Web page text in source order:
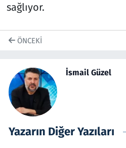
sağlıyor.
ÖNCEKI
İsmail Güzel
Yazarın Diğer Yazıları